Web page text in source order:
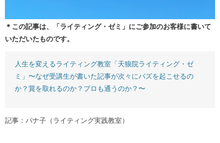
＊この記事は、「ライティング・ゼミ」にご参加のお客様に書いて
いただいたものです。
人生を変えるライティング教室「天狼院ライティング・ゼ
ミ」〜なぜ受講生が書いた記事が次々にバズを起こせるの
か？賞を取れるのか？プロも通うのか？〜
記事：パナ子（ライティング実践教室）